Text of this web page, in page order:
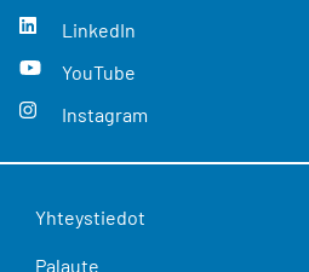
LinkedIn
YouTube
Instagram
Yhteystiedot
Palaute